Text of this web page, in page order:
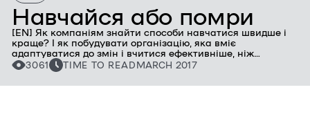
Навчайся або помри
[EN] Як компаніям знайти способи навчатися швидше і
краще? І як побудувати організацію, яка вміє
адаптуватися до змін і вчитися ефективніше, ніж
конкуренти? Про це розповідає у своїй книзі Едвард
Хесс, викладач Школи бізнесу імені Дардена при
Університеті штату Вірджинія.
3061 TIME TO READ MARCH 2017